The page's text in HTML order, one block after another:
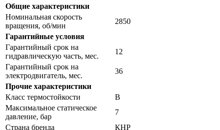
Общие характеристики
Номинальная скорость
вращения, об/мин
2850
Гарантийные условия
Гарантийный срок на
гидравлическую часть, мес.
12
Гарантийный срок на
электродвигатель, мес.
36
Прочие характеристики
Класс термостойкости
В
Максимальное статическое
давление, бар
7
Страна бренда
КНР